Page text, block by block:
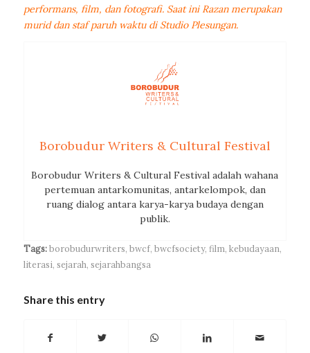
performans, film, dan fotografi. Saat ini Razan merupakan
murid dan staf paruh waktu di Studio Plesungan.
Borobudur Writers & Cultural Festival
Borobudur Writers & Cultural Festival adalah wahana
pertemuan antarkomunitas, antarkelompok, dan
ruang dialog antara karya-karya budaya dengan
publik.
Tags: borobudurwriters, bwcf, bwcfsociety, film, kebudayaan,
literasi, sejarah, sejarahbangsa
Share this entry